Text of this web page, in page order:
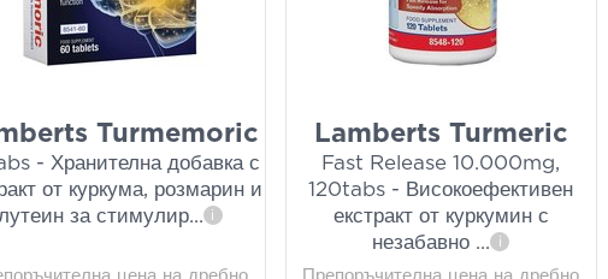
Turmemoric
- Хранителна добавка с
от куркума, розмарин и
за стимулир... i
Lamberts Turmeric
Fast Release 10.000mg,
120tabs - Високоефективен
екстракт от куркумин с
незабавно ... i